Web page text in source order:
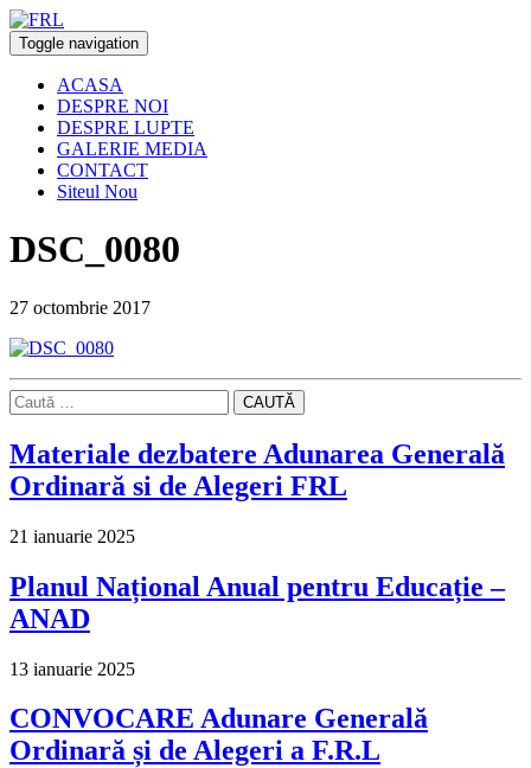
Toggle navigation
ACASA
DESPRE NOI
DESPRE LUPTE
GALERIE MEDIA
CONTACT
Siteul Nou
DSC_0080
27 octombrie 2017
CAUTĂ
Materiale dezbatere Adunarea Generală
Ordinară si de Alegeri FRL
21 ianuarie 2025
Planul Național Anual pentru Educație –
ANAD
13 ianuarie 2025
CONVOCARE Adunare Generală
Ordinară și de Alegeri a F.R.L